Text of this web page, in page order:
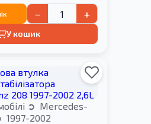
− +
У кошик
Mercedes-
1997-2002